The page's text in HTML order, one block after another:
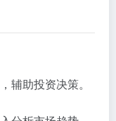
辅助投资决策。